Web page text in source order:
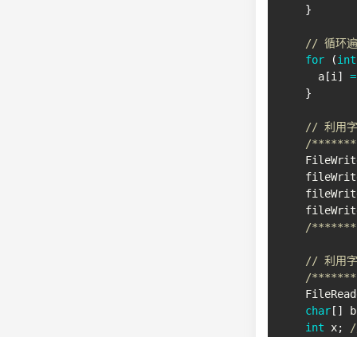
}
// 循环遍
for
(int
      a
[i ] =
}
// 利用字
/
/
// 利用字
/
char[ ]
int x;